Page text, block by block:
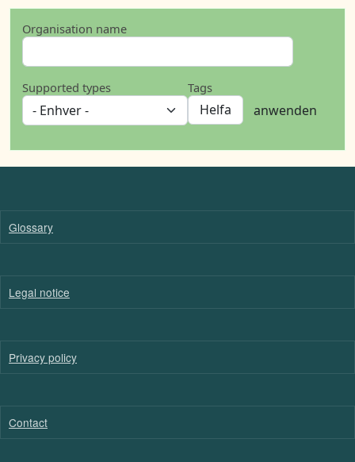
Organisation name
Supported types Tags
anwenden
Glossary
Legal notice
Privacy policy
Contact